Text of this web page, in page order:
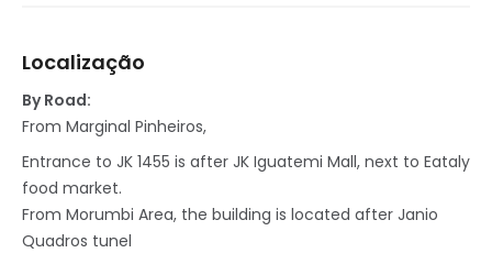
Localização
By Road:
From Marginal Pinheiros,
Entrance to JK 1455 is after JK Iguatemi Mall, next to Eataly
food market.
From Morumbi Area, the building is located after Janio
Quadros tunel